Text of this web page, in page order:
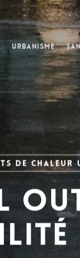
Urbanisme
de chaleur